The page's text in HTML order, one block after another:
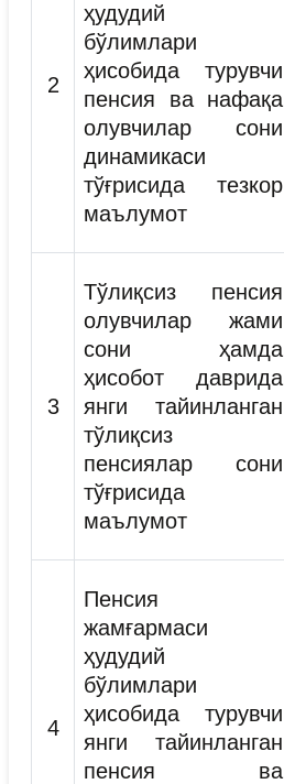
2
ҳудудий
бўлимлари
ҳисобида турувчи
пенсия ва нафақа
олувчилар сони
динамикаси
тўғрисида тезкор
маълумот
3
Тўлиқсиз пенсия
олувчилар жами
сони ҳамда
ҳисобот даврида
янги тайинланган
тўлиқсиз
пенсиялар сони
тўғрисида
маълумот
4
Пенсия
жамғармаси
ҳудудий
бўлимлари
ҳисобида турувчи
янги тайинланган
пенсия ва